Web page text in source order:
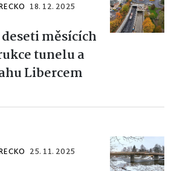
18. 12. 2025
deseti měsících
tunelu a
Libercem
25. 11. 2025